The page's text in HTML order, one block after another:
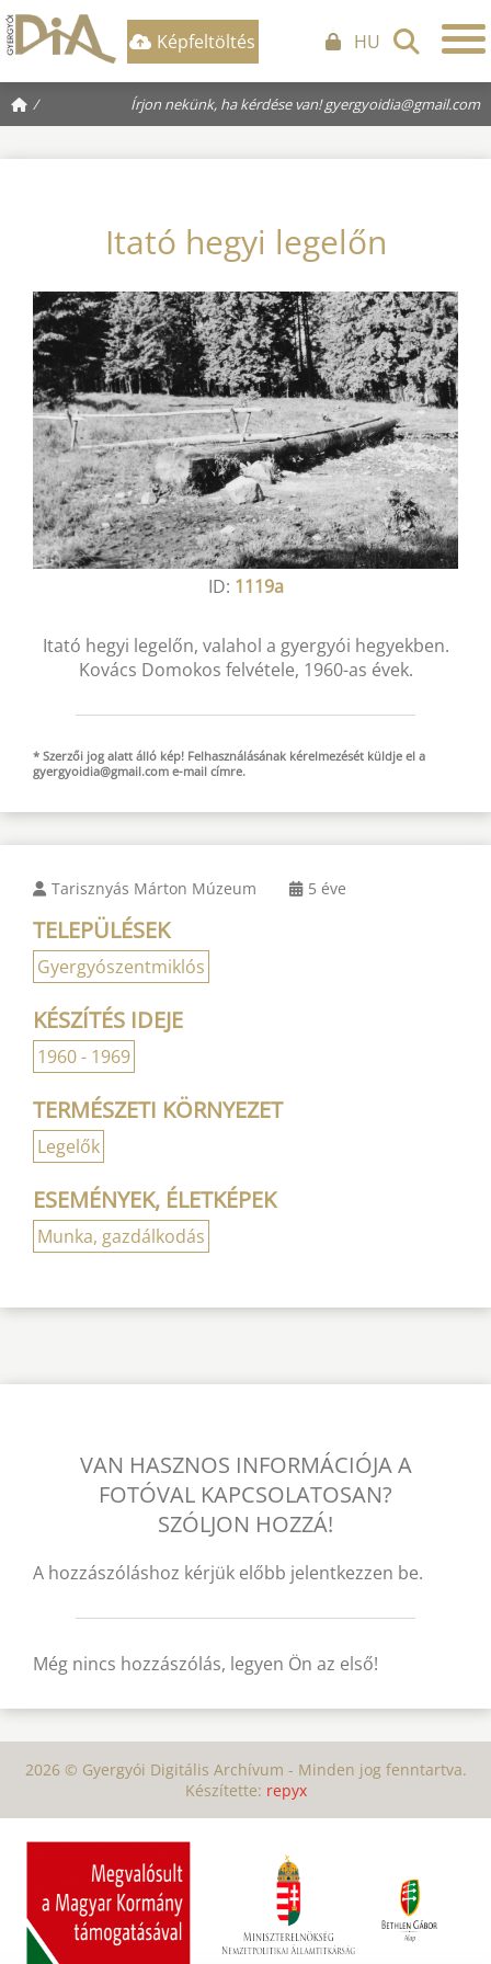
Képfeltöltés HU
/ Írjon nekünk, ha kérdése van!gyergyoidia@gmail.com
Itató hegyi legelőn
ID: 1119a
Itató hegyi legelőn, valahol a gyergyói hegyekben.
Kovács Domokos felvétele, 1960-as évek.
* Szerzői jog alatt álló kép! Felhasználásának kérelmezését küldje el a
gyergyoidia@gmail.com e-mail címre.
Tarisznyás Márton Múzeum 5 éve
TELEPÜLÉSEK
Gyergyószentmiklós
KÉSZÍTÉS IDEJE
1960 - 1969
TERMÉSZETI KÖRNYEZET
Legelők
ESEMÉNYEK, ÉLETKÉPEK
Munka, gazdálkodás
VAN HASZNOS INFORMÁCIÓJA A
FOTÓVAL KAPCSOLATOSAN?
SZÓLJON HOZZÁ!
A hozzászóláshoz kérjük előbb jelentkezzen be.
Még nincs hozzászólás, legyen Ön az első!
2026 © Gyergyói Digitális Archívum - Minden jog fenntartva.
Készítette: repyx